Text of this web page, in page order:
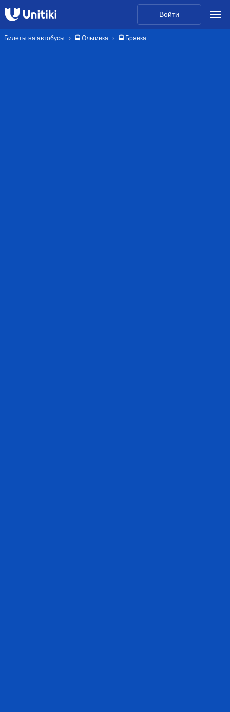
Войти
Билеты на автобусы 🚍 Ольгинка 🚍 Брянка